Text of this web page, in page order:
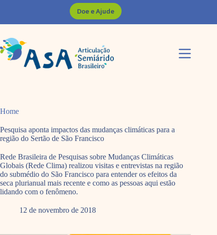
Doe e Ajude
Home
Pesquisa aponta impactos das mudanças climáticas para a
região do Sertão de São Francisco
Rede Brasileira de Pesquisas sobre Mudanças Climáticas
Globais (Rede Clima) realizou visitas e entrevistas na região
do submédio do São Francisco para entender os efeitos da
seca plurianual mais recente e como as pessoas aqui estão
lidando com o fenômeno.
12 de novembro de 2018